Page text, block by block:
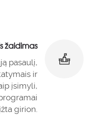
žaidimas
pasaulį,
ir
įsimyli,
girion.